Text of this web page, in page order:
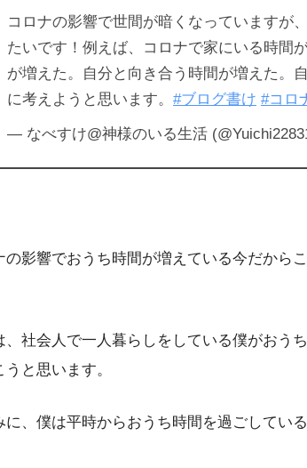
コロナの影響で世間が暗くなっていますが
たいです！例えば、コロナで家にいる時間
が増えた。自分と向き合う時間が増えた。
に考えようと思います。 #ブログ書け #コロ
— なべすけ@神様のいる生活
の影響でおうち時間が増えている今だから
、社会人で一人暮らしをしている僕がおう
うと思います。
に、僕は平時からおうち時間を過ごしてい